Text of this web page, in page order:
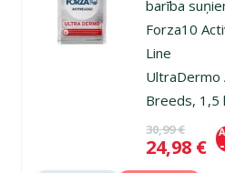
barība
Forza10
Line
UltraDermo
Breeds, 1,5
Oriģinālā
30,99 €
Cena
24,98 €